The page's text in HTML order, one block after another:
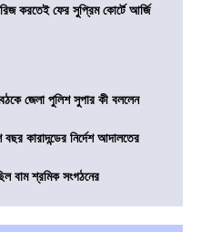
করতেই ফের সুপ্রিম কোর্টে আর্জি
জেলা পুলিশ সুপার কী বললেন
কারাদন্ডের নির্দেশ আদালতের
বাম শ্রমিক সংগঠনের